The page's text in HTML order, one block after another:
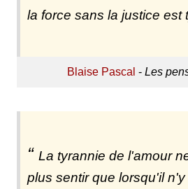
la force sans la justice est
Blaise Pascal -Les
La tyrannie de l'amour
plus sentir que lorsqu'il